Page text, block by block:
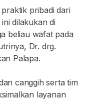
pribadi dari
dilakukan di
beliau wafat pada
Dr. drg.
Palapa.
canggih serta tim
layanan